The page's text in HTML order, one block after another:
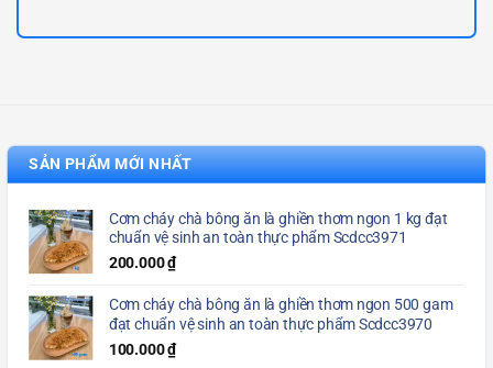
SẢN PHẨM MỚI NHẤT
Cơm cháy chà bông ăn là ghiền thơm ngon 1 kg đạt
chuẩn vệ sinh an toàn thực phẩm Scdcc3971
200.000₫
Cơm cháy chà bông ăn là ghiền thơm ngon 500 gam
đạt chuẩn vệ sinh an toàn thực phẩm Scdcc3970
100.000₫